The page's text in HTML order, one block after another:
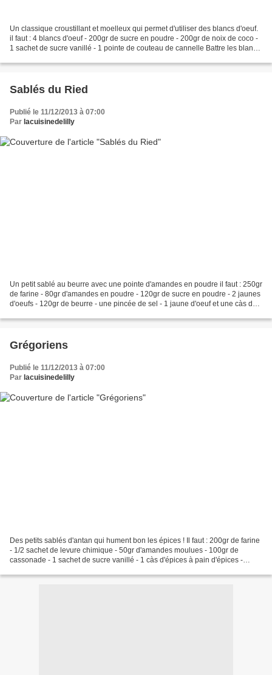
Un classique croustillant et moelleux qui permet d'utiliser des blancs d'oeuf.
il faut : 4 blancs d'oeuf - 200gr de sucre en poudre - 200gr de noix de coco -
1 sachet de sucre vanillé - 1 pointe de couteau de cannelle Battre les blancs
Sablés du Ried
Publié le 11/12/2013 à 07:00
Par lacuisinedelilly
Un petit sablé au beurre avec une pointe d'amandes en poudre il faut : 250gr
de farine - 80gr d'amandes en poudre - 120gr de sucre en poudre - 2 jaunes
d'oeufs - 120gr de beurre - une pincée de sel - 1 jaune d'oeuf et une càs de
Grégoriens
Publié le 11/12/2013 à 07:00
Par lacuisinedelilly
Des petits sablés d'antan qui hument bon les épices ! Il faut : 200gr de farine
- 1/2 sachet de levure chimique - 50gr d'amandes moulues - 100gr de
cassonade - 1 sachet de sucre vanillé - 1 càs d'épices à pain d'épices -